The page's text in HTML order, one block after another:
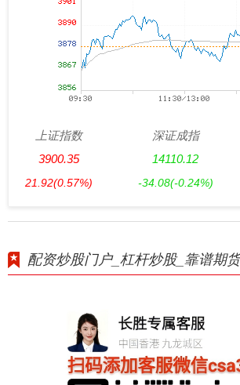
上证指数
3900.35
21.92(0.57%)
深证成指
14110.12
-34.08(-0.24%)
配资炒股门户_杠杆炒股_靠谱期